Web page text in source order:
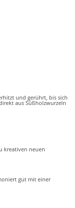
und gerührt, bis sich
aus Süßholzwurzeln
kreativen neuen
gut mit einer